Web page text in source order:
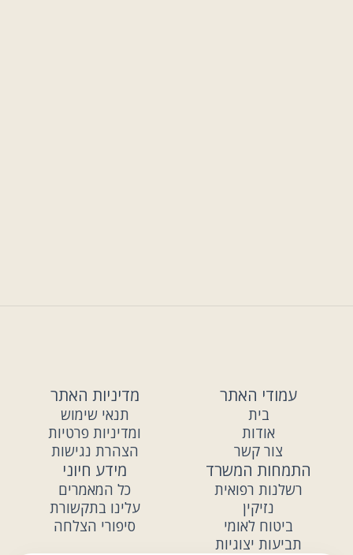
עמודי האתר
בית
אודות
צור קשר
מדיניות האתר
תנאי שימוש
ומדיניות פרטיות
הצהרת נגישות
התמחות המשרד
רשלנות רפואית
נזיקין
ביטוח לאומי
תביעות יצוגיות
מידע חיוני
כל המאמרים
עלינו בתקשורת
סיפורי הצלחה